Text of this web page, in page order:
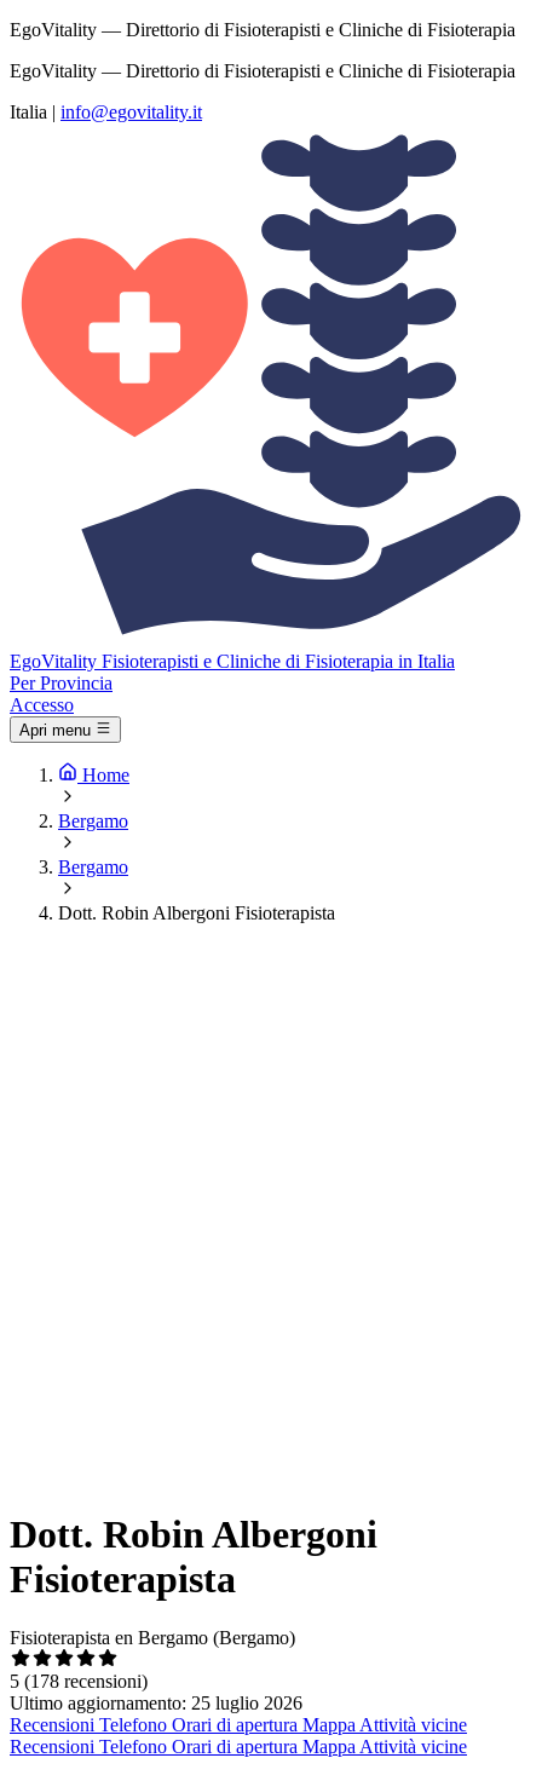
EgoVitality — Direttorio di Fisioterapisti e Cliniche di Fisioterapia
EgoVitality — Direttorio di Fisioterapisti e Cliniche di Fisioterapia
Italia | info@egovitality.it
EgoVitality Fisioterapisti e Cliniche di Fisioterapia in Italia
Per Provincia
Accesso
Apri menu
Home
Bergamo
Bergamo
Dott. Robin Albergoni Fisioterapista
Dott. Robin Albergoni
Fisioterapista
Fisioterapista en Bergamo (Bergamo)
5 (178 recensioni)
Ultimo aggiornamento: 25 luglio 2026
Recensioni Telefono Orari di apertura Mappa Attività vicine
Recensioni Telefono Orari di apertura Mappa Attività vicine